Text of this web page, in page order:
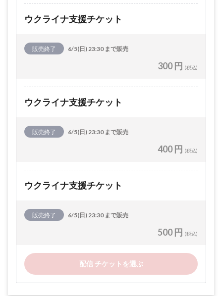
ウクライナ支援チケット
販売終了 6/5(日) 23:30 まで販売
300 円 (税込)
ウクライナ支援チケット
販売終了 6/5(日) 23:30 まで販売
400 円 (税込)
ウクライナ支援チケット
販売終了 6/5(日) 23:30 まで販売
500 円 (税込)
配信 チケットを選ぶ